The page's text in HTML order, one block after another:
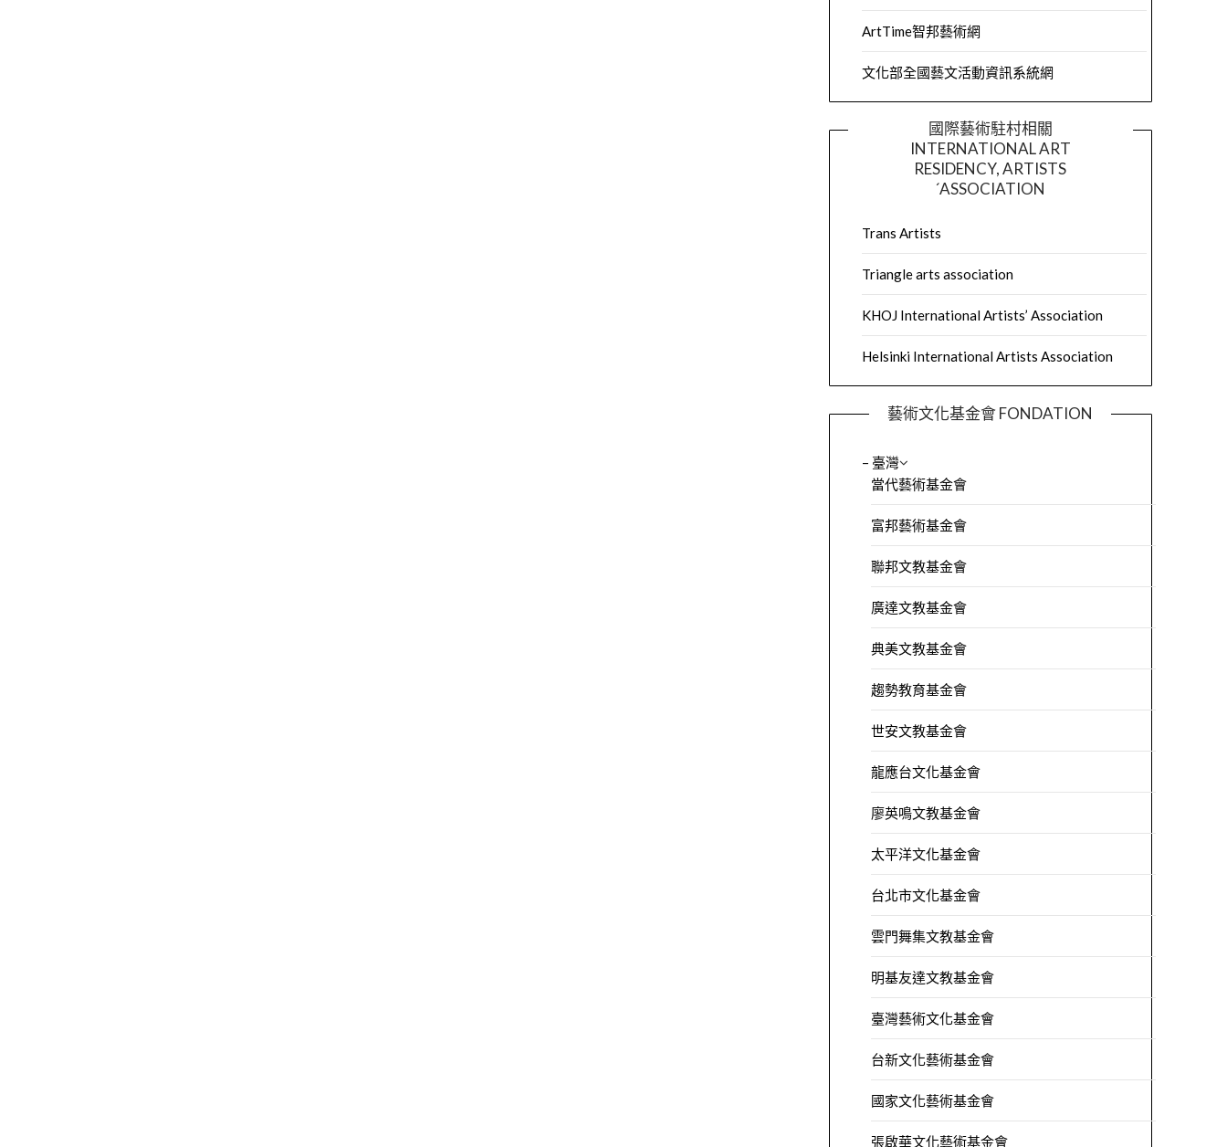
ArtTime智邦藝術網
文化部全國藝文活動資訊系統網
國際藝術駐村相關
INTERNATIONAL ART
RESIDENCY, ARTISTS
´ASSOCIATION
Trans Artists
Triangle arts association
KHOJ International Artists’ Association
Helsinki International Artists Association
藝術文化基金會 FONDATION
– 臺灣
當代藝術基金會
富邦藝術基金會
聯邦文教基金會
廣達文教基金會
典美文教基金會
趨勢教育基金會
世安文教基金會
龍應台文化基金會
廖英鳴文教基金會
太平洋文化基金會
台北市文化基金會
雲門舞集文教基金會
明基友達文教基金會
臺灣藝術文化基金會
台新文化藝術基金會
國家文化藝術基金會
張啟華文化藝術基金會